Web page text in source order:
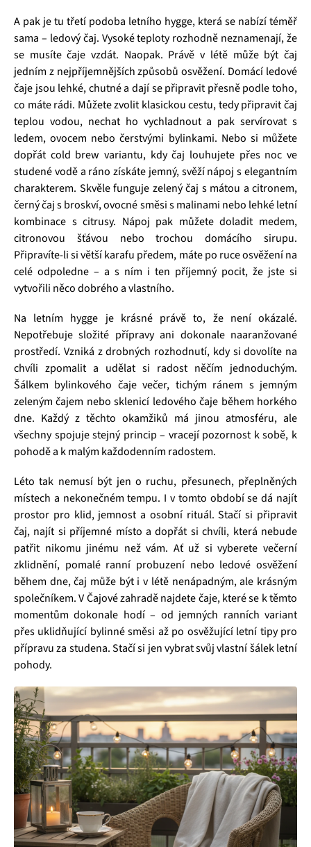
A pak je tu třetí podoba letního hygge, která se nabízí téměř
sama – ledový čaj. Vysoké teploty rozhodně neznamenají, že
se musíte čaje vzdát. Naopak. Právě v létě může být čaj
jedním z nejpříjemnějších způsobů osvěžení. Domácí ledové
čaje jsou lehké, chutné a dají se připravit přesně podle toho,
co máte rádi. Můžete zvolit klasickou cestu, tedy připravit čaj
teplou vodou, nechat ho vychladnout a pak servírovat s
ledem, ovocem nebo čerstvými bylinkami. Nebo si můžete
dopřát cold brew variantu, kdy čaj louhujete přes noc ve
studené vodě a ráno získáte jemný, svěží nápoj s elegantním
charakterem. Skvěle funguje zelený čaj s mátou a citronem,
černý čaj s broskví, ovocné směsi s malinami nebo lehké letní
kombinace s citrusy. Nápoj pak můžete doladit medem,
citronovou šťávou nebo trochou domácího sirupu.
Připravíte-li si větší karafu předem, máte po ruce osvěžení na
celé odpoledne – a s ním i ten příjemný pocit, že jste si
vytvořili něco dobrého a vlastního.
Na letním hygge je krásné právě to, že není okázalé.
Nepotřebuje složité přípravy ani dokonale naaranžované
prostředí. Vzniká z drobných rozhodnutí, kdy si dovolíte na
chvíli zpomalit a udělat si radost něčím jednoduchým.
Šálkem bylinkového čaje večer, tichým ránem s jemným
zeleným čajem nebo sklenicí ledového čaje během horkého
dne. Každý z těchto okamžiků má jinou atmosféru, ale
všechny spojuje stejný princip – vracejí pozornost k sobě, k
pohodě a k malým každodenním radostem.
Léto tak nemusí být jen o ruchu, přesunech, přeplněných
místech a nekonečném tempu. I v tomto období se dá najít
prostor pro klid, jemnost a osobní rituál. Stačí si připravit
čaj, najít si příjemné místo a dopřát si chvíli, která nebude
patřit nikomu jinému než vám. Ať už si vyberete večerní
zklidnění, pomalé ranní probuzení nebo ledové osvěžení
během dne, čaj může být i v létě nenápadným, ale krásným
společníkem. V Čajové zahradě najdete čaje, které se k těmto
momentům dokonale hodí – od jemných ranních variant
přes uklidňující bylinné směsi až po osvěžující letní tipy pro
přípravu za studena. Stačí si jen vybrat svůj vlastní šálek letní
pohody.